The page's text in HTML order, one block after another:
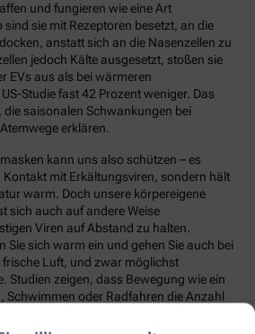
und fungieren wie eine Art
sie mit Rezeptoren besetzt, an die
anstatt sich an die Nasenzellen zu
jedoch Kälte ausgesetzt, stoßen sie
EVs aus als bei wärmeren
Studie fast 42 Prozent weniger. Das
die saisonalen Schwankungen bei
erklären.
kann uns also schützen – es
mit Erkältungsviren, sondern hält
warm. Doch unsere körpereigene
sich auch auf andere Weise
Viren auf Abstand zu halten.
Sie sich warm ein und gehen Sie auch bei
frische Luft, und zwar möglichst
Studien zeigen, dass Bewegung wie ein
Schwimmen oder Radfahren die Anzahl
sorgt auch dafür, dass Fremdstoffe über